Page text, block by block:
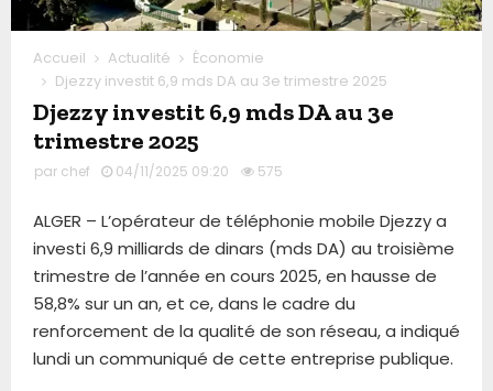
Accueil Actualité
Économie
Djezzy investit 6,9 mds DA au 3e trimestre 2025
Djezzy investit 6,9 mds DA au 3e
trimestre 2025
par chef 04/11/2025 09:20 575
ALGER – L’opérateur de téléphonie mobile Djezzy a
investi 6,9 milliards de dinars (mds DA) au troisième
trimestre de l’année en cours 2025, en hausse de
58,8% sur un an, et ce, dans le cadre du
renforcement de la qualité de son réseau, a indiqué
lundi un communiqué de cette entreprise publique.